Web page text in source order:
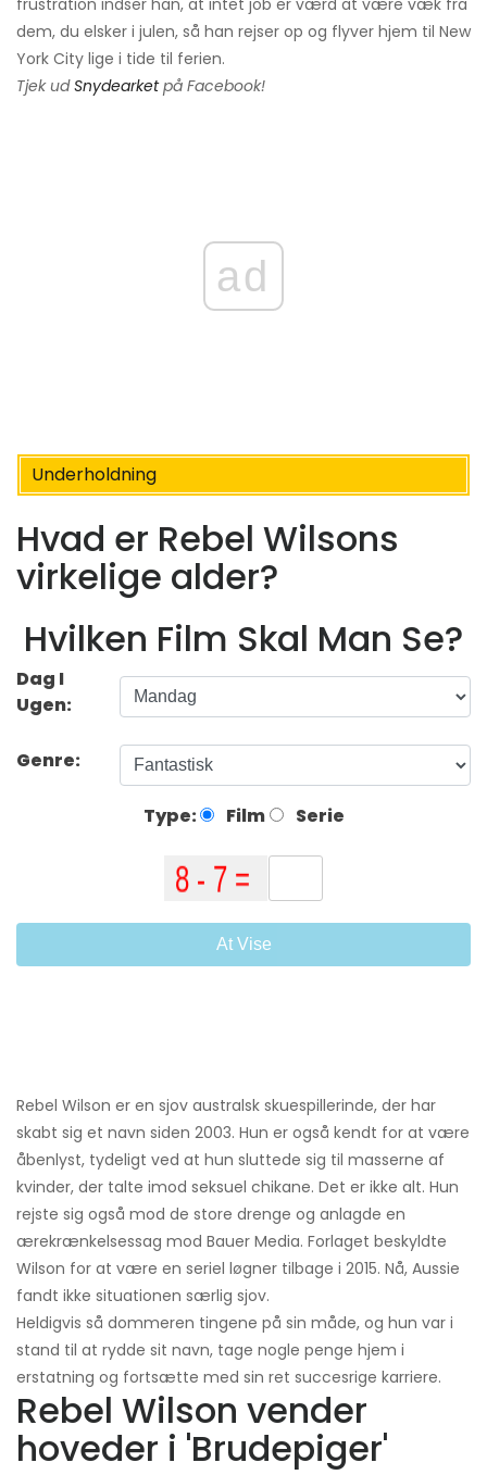
dem, du elsker i julen, så han rejser op og flyver hjem til New
York City lige i tide til ferien.
Tjek udSnydearketpå Facebook!
ad
Underholdning
Hvad er Rebel Wilsons
virkelige alder?
Hvilken Film Skal Man Se?
Dag I
Ugen:
Genre:
Type: Film Serie
At Vise
Rebel Wilson er en sjov australsk skuespillerinde, der har
skabt sig et navn siden 2003. Hun er også kendt for at være
åbenlyst, tydeligt ved at hun sluttede sig til masserne af
kvinder, der talte imod seksuel chikane. Det er ikke alt. Hun
rejste sig også mod de store drenge og anlagde en
ærekrænkelsessag mod Bauer Media. Forlaget beskyldte
Wilson for at være en seriel løgner tilbage i 2015. Nå, Aussie
fandt ikke situationen særlig sjov.
Heldigvis så dommeren tingene på sin måde, og hun var i
stand til at rydde sit navn, tage nogle penge hjem i
erstatning og fortsætte med sin ret succesrige karriere.
Rebel Wilson vender
hoveder i 'Brudepiger'